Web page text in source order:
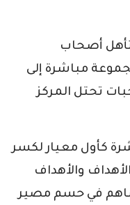
أصحاب
مباشرة إلى
إلى جانب أفضل 8 منتخبات تحتل المركز
كأول معيار لكسر
والأهداف
ساهم في حسم مصير